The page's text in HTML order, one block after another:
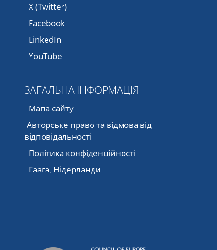
X (Twitter)
Facebook
LinkedIn
YouTube
ЗАГАЛЬНА ІНФОРМАЦІЯ
Мапа сайту
Авторське право та відмова від
відповідальності
Політика конфіденційності
Гаага, Нідерланди